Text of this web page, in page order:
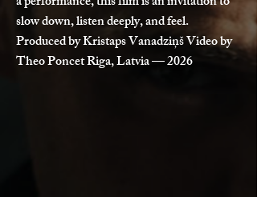
slow down, listen deeply, and feel.
Produced by Kristaps Vanadziņš Video by
Theo Poncet Riga, Latvia — 2026